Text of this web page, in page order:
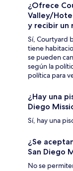
¿Ofrece
Valley/
y recibir un
Sí, Courtyard
tiene
se pueden
según la
política para
¿Hay una
Diego
Sí, hay una
¿Se
San Diego
No se